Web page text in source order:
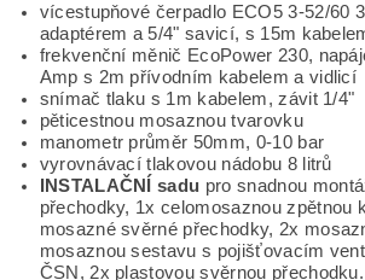
vícestupňové čerpadlo ECO5 3-52/60
adaptérem a 5/4" savicí, s 15m
frekvenční měnič EcoPower 230,
Amp s 2m přívodním kabelem a vidlicí
snímač tlaku s 1m kabelem, závit 1/4"
pěticestnou mosaznou tvarovku
manometr průměr 50mm, 0-10 bar
vyrovnávací tlakovou nádobu 8 litrů
INSTALAČNÍ sadu pro snadnou
přechodky, 1x celomosaznou zpětnou
mosazné svěrné přechodky, 2x
mosaznou sestavu s pojišťovacím
ČSN, 2x plastovou svěrnou